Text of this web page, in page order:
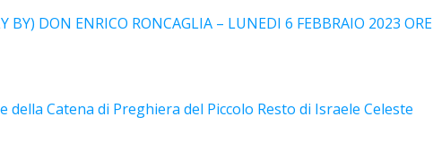
BY) DON ENRICO RONCAGLIA – LUNEDI 6 FEBBRAIO 2023 ORE
Catena di Preghiera del Piccolo Resto di Israele Celeste